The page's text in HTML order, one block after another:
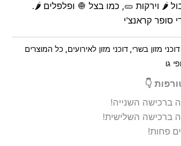
🌶️ וירקות 🥒, כמו בצל 🧅 ופלפלים 🌶️.
סופר קראנצ'י
דוכני מזון בשרי, דוכני מזון לאירועים, כל המוצרים
גו
👇
פחות!